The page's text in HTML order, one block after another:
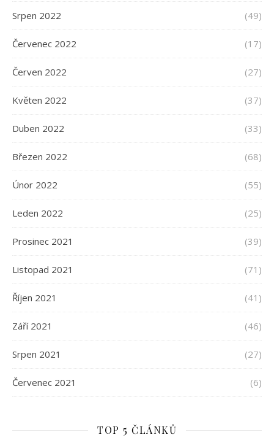
Srpen 2022 (49)
Červenec 2022 (17)
Červen 2022 (27)
Květen 2022 (37)
Duben 2022 (33)
Březen 2022 (68)
Únor 2022 (55)
Leden 2022 (25)
Prosinec 2021 (39)
Listopad 2021 (71)
Říjen 2021 (41)
Září 2021 (46)
Srpen 2021 (27)
Červenec 2021 (6)
TOP 5 ČLÁNKŮ